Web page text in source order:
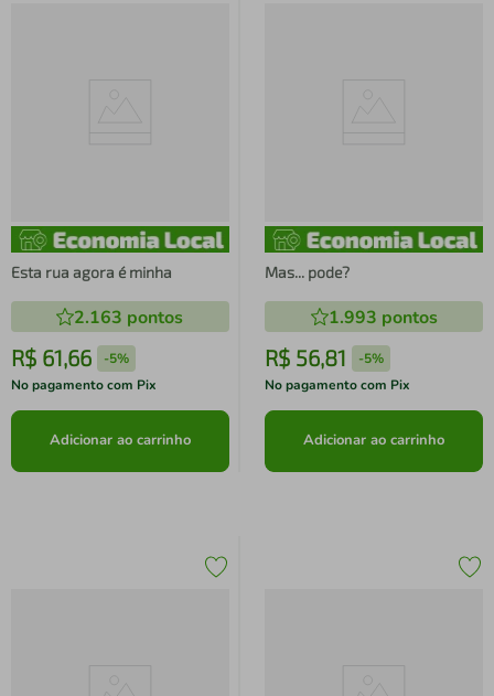
Esta rua agora é minha
2.163 pontos
R$ 61,66 -5%
No pagamento com Pix
Adicionar ao carrinho
Mas... pode?
1.993 pontos
R$ 56,81 -5%
No pagamento com Pix
Adicionar ao carrinho